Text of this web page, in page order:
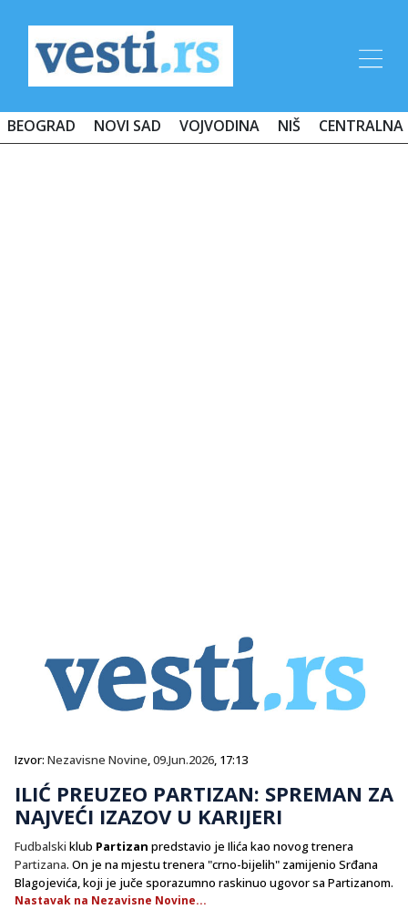
BEOGRAD NOVI SAD VOJVODINA NIŠ CENTRALNA
Izvor: Nezavisne Novine,09.Jun.2026, 17:13
ILIĆ PREUZEO PARTIZAN: SPREMAN ZA
NAJVEĆI IZAZOV U KARIJERI
Fudbalski klub Partizan predstavio je Ilića kao novog trenera
Partizana. On je na mjestu trenera "crno-bijelih" zamijenio Srđana
Blagojevića, koji je juče sporazumno raskinuo ugovor sa Partizanom.
Nastavak na Nezavisne Novine...